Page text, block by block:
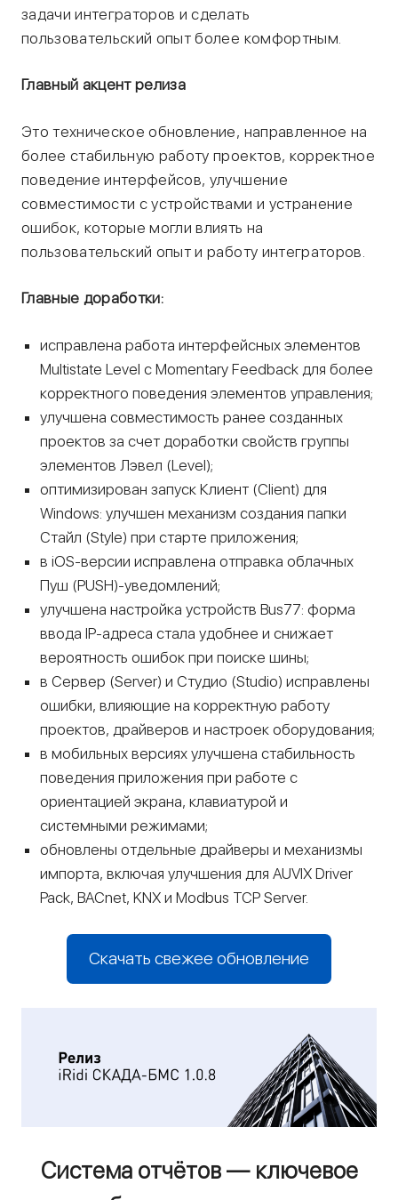
задачи интеграторов и сделать
пользовательский опыт более комфортным.
Главный акцент релиза
Это техническое обновление, направленное на
более стабильную работу проектов, корректное
поведение интерфейсов, улучшение
совместимости с устройствами и устранение
ошибок, которые могли влиять на
пользовательский опыт и работу интеграторов.
Главные доработки:
исправлена работа интерфейсных элементов
Multistate Level с Momentary Feedback для более
корректного поведения элементов управления;
улучшена совместимость ранее созданных
проектов за счет доработки свойств группы
элементов Лэвел (Level);
оптимизирован запуск Клиент (Client) для
Windows: улучшен механизм создания папки
Стайл (Style) при старте приложения;
в iOS-версии исправлена отправка облачных
Пуш (PUSH)-уведомлений;
улучшена настройка устройств Bus77: форма
ввода IP-адреса стала удобнее и снижает
вероятность ошибок при поиске шины;
в Сервер (Server) и Студио (Studio) исправлены
ошибки, влияющие на корректную работу
проектов, драйверов и настроек оборудования;
в мобильных версиях улучшена стабильность
поведения приложения при работе с
ориентацией экрана, клавиатурой и
системными режимами;
обновлены отдельные драйверы и механизмы
импорта, включая улучшения для AUVIX Driver
Pack, BACnet, KNX и Modbus TCP Server.
Скачать свежее обновление
Система отчётов — ключевое